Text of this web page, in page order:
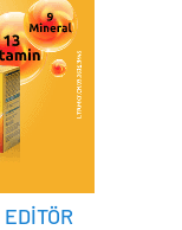
EDİTÖR